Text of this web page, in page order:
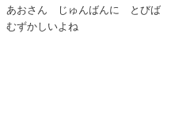
あおさん じゅんばんに とびば
ずかしいよね